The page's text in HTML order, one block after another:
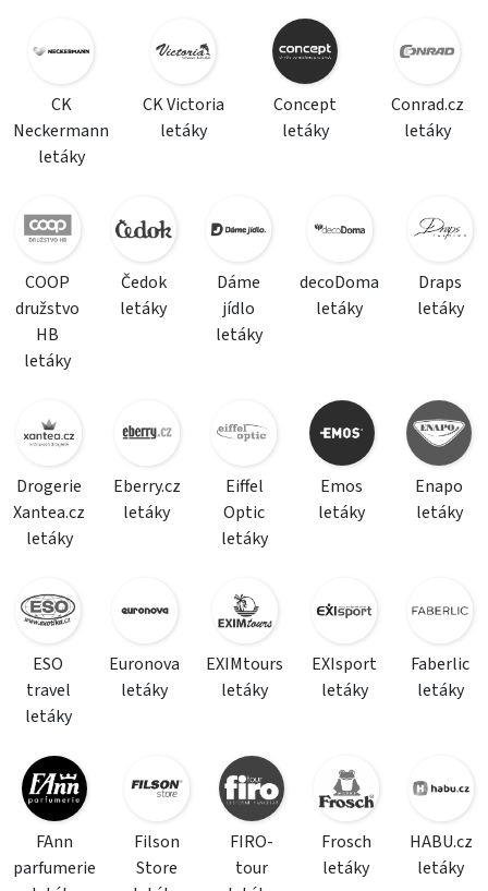
CK
Neckermann
letáky
CK Victoria
letáky
Concept
letáky
Conrad.cz
letáky
COOP
družstvo
HB
letáky
Čedok
letáky
Dáme
jídlo
letáky
decoDoma
letáky
Draps
letáky
Drogerie
Xantea.cz
letáky
Eberry.cz
letáky
Eiffel
Optic
letáky
Emos
letáky
Enapo
letáky
ESO
travel
letáky
Euronova
letáky
EXIMtours
letáky
EXIsport
letáky
Faberlic
letáky
FAnn
parfumerie
Filson
Store
FIRO-
tour
Frosch
letáky
HABU.cz
letáky